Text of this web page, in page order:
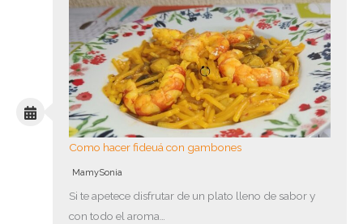
Como hacer fideuá con gambones
MamySonia
Si te apetece disfrutar de un plato lleno de sabor y
con todo el aroma…